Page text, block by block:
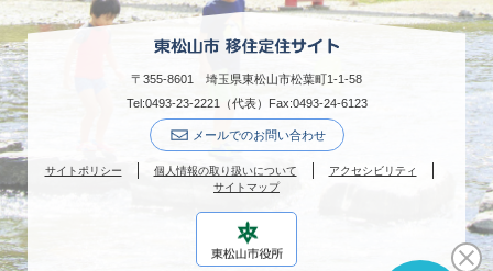
〒355-8601 埼玉県東松山市松葉町1-1-58
Tel:0493-23-2221（代表）
Fax:0493-24-6123
メールでのお問い合わせ
サイトポリシー 個人情報の取り扱いについて
アクセシビリティ
サイトマップ